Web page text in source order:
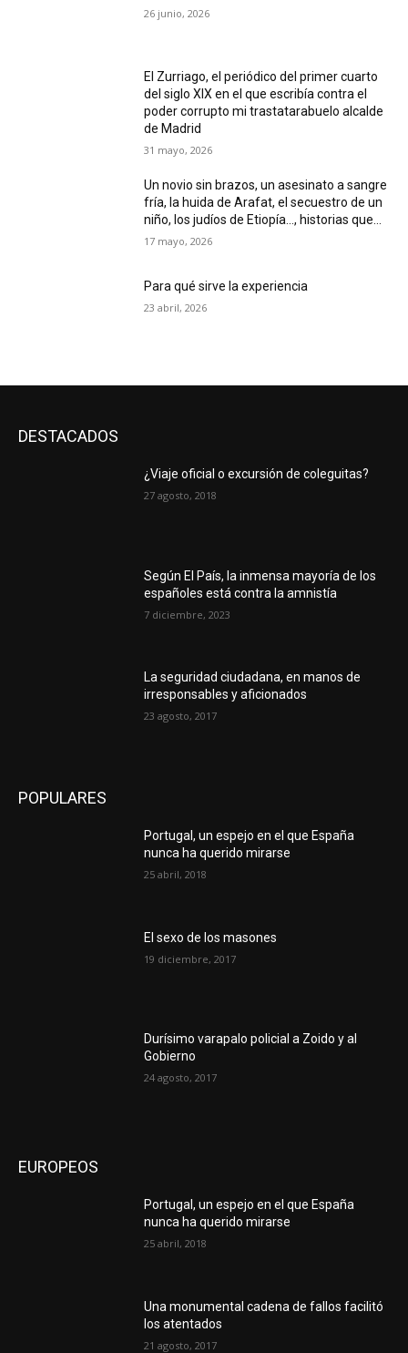
26 junio, 2026
El Zurriago, el periódico del primer cuarto
del siglo XIX en el que escribía contra el
poder corrupto mi trastatarabuelo alcalde
de Madrid
31 mayo, 2026
Un novio sin brazos, un asesinato a sangre
fría, la huida de Arafat, el secuestro de un
niño, los judíos de Etiopía…, historias que...
17 mayo, 2026
Para qué sirve la experiencia
23 abril, 2026
DESTACADOS
¿Viaje oficial o excursión de coleguitas?
27 agosto, 2018
Según El País, la inmensa mayoría de los
españoles está contra la amnistía
7 diciembre, 2023
La seguridad ciudadana, en manos de
irresponsables y aficionados
23 agosto, 2017
POPULARES
Portugal, un espejo en el que España
nunca ha querido mirarse
25 abril, 2018
El sexo de los masones
19 diciembre, 2017
Durísimo varapalo policial a Zoido y al
Gobierno
24 agosto, 2017
EUROPEOS
Portugal, un espejo en el que España
nunca ha querido mirarse
25 abril, 2018
Una monumental cadena de fallos facilitó
los atentados
21 agosto, 2017